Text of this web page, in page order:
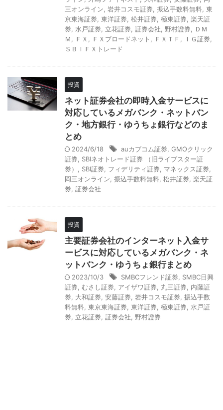
三オンライン 岩井コスモ証券 振込手数料無料 東
京東海証券 東洋証券 松井証券 極東証券 楽天証
券
水戸証券 立花証券 証券会社 野村證券
ＤＭ
Ｍ
ＦＸ ＦＸブロードネット ＦＸＴＦ ＩＧ証券
ＳＢＩＦＸトレード
投資
ネット証券会社の即時入金サービスに
対応しているメガバンク・ネットバン
ク・地方銀行・ゆうちょ銀行などのま
とめ
2024/6/18 auカブコム証券 GMOクリック
証券
SBIネオトレード証券 （旧ライブスター証
券）
SBI証券 フィデリティ証券 マネックス証券
岡三オンライン 振込手数料無料 松井証券 楽天証
券 証券会社
投資
主要証券会社のインターネット入金サ
ービスに対応しているメガバンク・ネ
ットバンク・ゆうちょ銀行まとめ
2023/10/3 SMBCフレンド証券
SMBC日興
証券 むさし証券 アイザワ証券 丸三証券
内藤証
券
大和証券 安藤証券 岩井コスモ証券 振込手数
料無料 東京東海証券 東洋証券 極東証券
水戸証
券
立花証券 証券会社 野村證券